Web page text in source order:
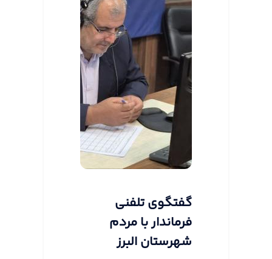
گفتگوی تلفنی
فرماندار با مردم
شهرستان البرز